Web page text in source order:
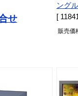
せ
ング
[
販売価